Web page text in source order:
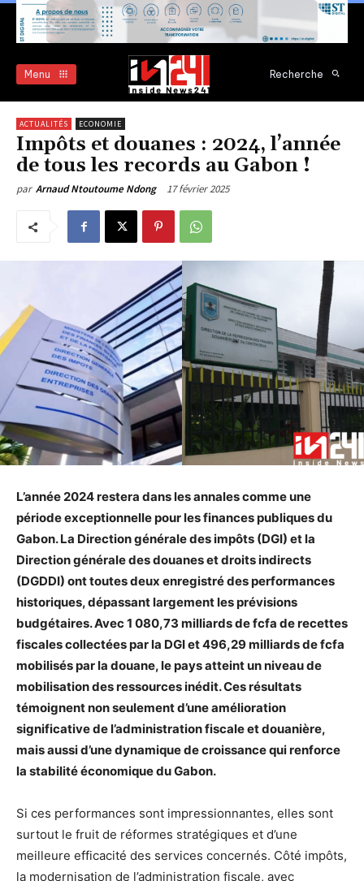
Menu Recherche
ACTUALITÉS ECONOMIE
Impôts et douanes : 2024, l’année
de tous les records au Gabon !
par Arnaud Ntoutoume Ndong 17 février 2025
L’année 2024 restera dans les annales comme une
période exceptionnelle pour les finances publiques du
Gabon. La Direction générale des impôts (DGI) et la
Direction générale des douanes et droits indirects
(DGDDI) ont toutes deux enregistré des performances
historiques, dépassant largement les prévisions
budgétaires. Avec 1 080,73 milliards de fcfa de recettes
fiscales collectées par la DGI et 496,29 milliards de fcfa
mobilisés par la douane, le pays atteint un niveau de
mobilisation des ressources inédit. Ces résultats
témoignent non seulement d’une amélioration
significative de l’administration fiscale et douanière,
mais aussi d’une dynamique de croissance qui renforce
la stabilité économique du Gabon.
Si ces performances sont impressionnantes, elles sont
surtout le fruit de réformes stratégiques et d’une
meilleure efficacité des services concernés. Côté impôts,
la modernisation de l’administration fiscale, avec